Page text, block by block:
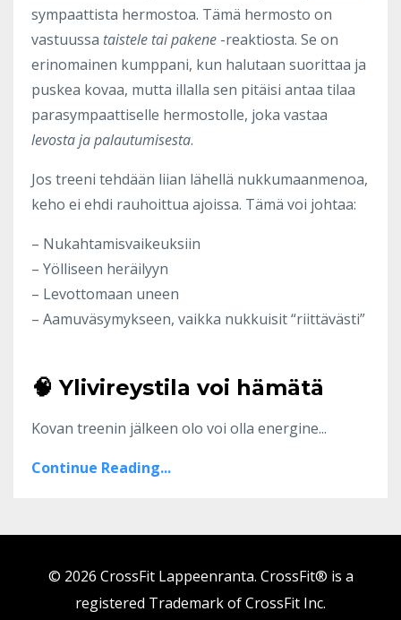
sympaattista hermostoa. Tämä hermosto on
vastuussa taistele tai pakene -reaktiosta. Se on
erinomainen kumppani, kun halutaan suorittaa ja
puskea kovaa, mutta illalla sen pitäisi antaa tilaa
parasympaattiselle hermostolle, joka vastaa
levosta ja palautumisesta.
Jos treeni tehdään liian lähellä nukkumaanmenoa,
keho ei ehdi rauhoittua ajoissa. Tämä voi johtaa:
– Nukahtamisvaikeuksiin
– Yölliseen heräilyyn
– Levottomaan uneen
– Aamuväsymykseen, vaikka nukkuisit “riittävästi”
🧠 Ylivireystila voi hämätä
Kovan treenin jälkeen olo voi olla energine...
Continue Reading...
© 2026 CrossFit Lappeenranta. CrossFit® is a
registered Trademark of CrossFit Inc.